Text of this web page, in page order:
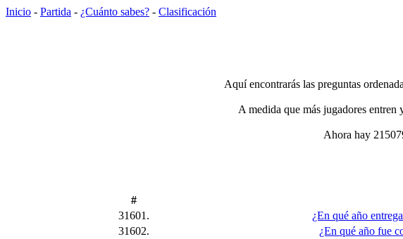
Inicio - Partida - ¿Cuánto sabes? - Clasificación
Aquí encontrarás las preguntas
A medida que más jugadores entren
Ahora hay
#
31601.
¿En qué año
31602.
¿En qué año fue